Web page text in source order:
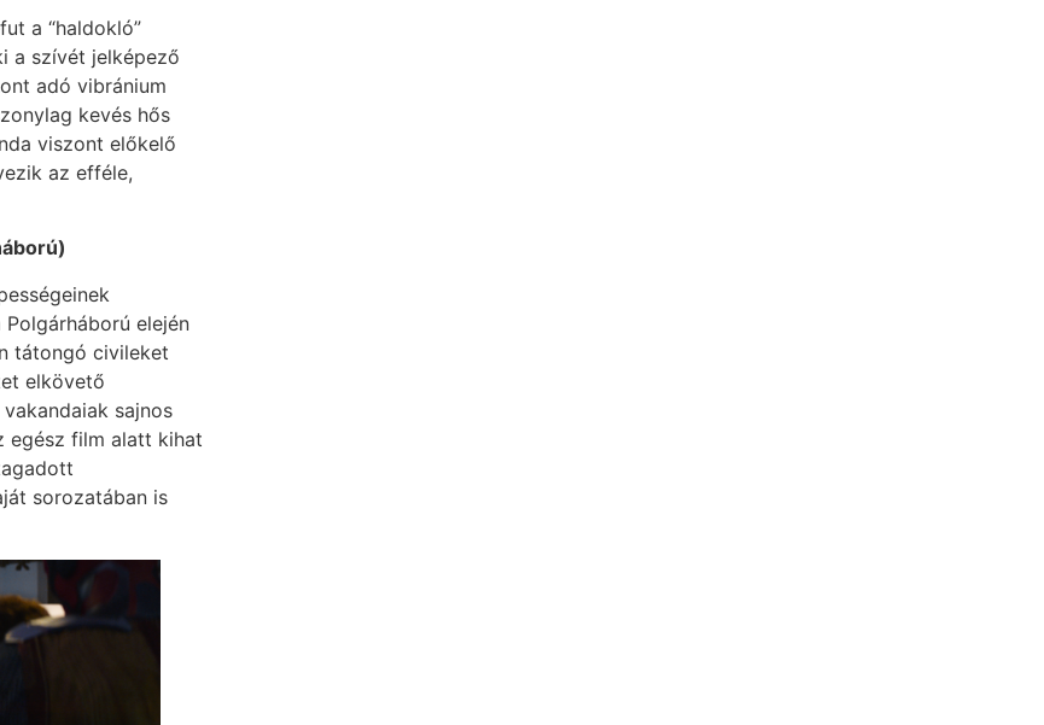
a “haldokló”
a szívét jelképező
adó vibránium
kevés hős
viszont előkelő
az efféle,
elején
tátongó civileket
elkövető
sajnos
egész film alatt kihat
sorozatában is